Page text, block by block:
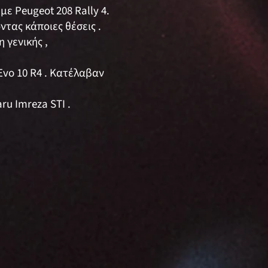
Peugeot 208 Rally 4.
κάποιες θέσεις .
,
10 R4 . Κατέλαβαν
Imreza STI .